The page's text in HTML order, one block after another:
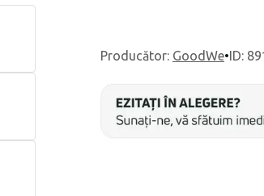
Producător: GoodWe•ID: